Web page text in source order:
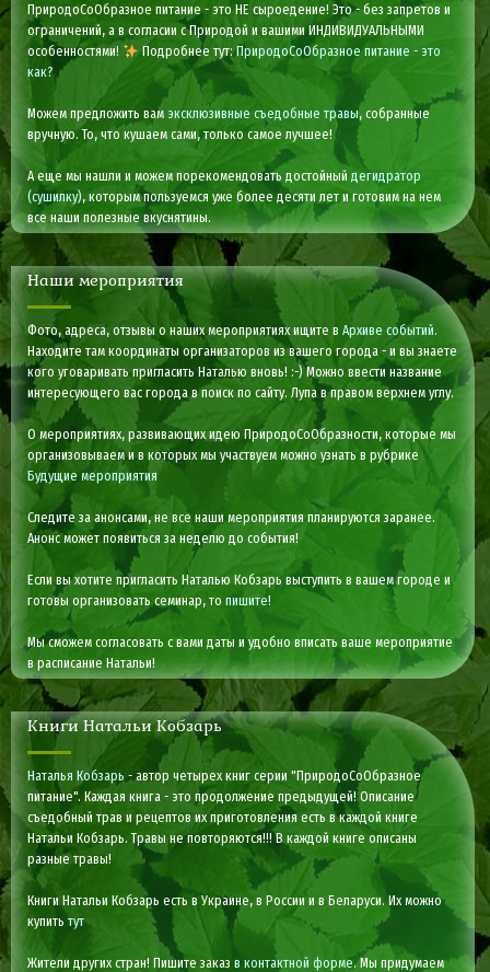
ПриродоСоОбразное питание - это НЕ сыроедение! Это - без запретов и
ограничений, а в согласии с Природой и вашими ИНДИВИДУАЛЬНЫМИ
особенностями!
Подробнее тут:ПриродоСоОбразное питание - это
как?
Можем предложить вам эксклюзивные съедобные травы, собранные
вручную. То, что кушаем сами, только самое лучшее!
А еще мы нашли и можем порекомендовать достойныйдегидратор
(сушилку), которым пользуемся уже более десяти лет и готовим на нем
все наши полезные вкуснятины.
Наши мероприятия
Фото, адреса, отзывы о наших мероприятиях ищите вАрхиве событий.
Находите там координаты организаторов из вашего города - и вы знаете
кого уговаривать пригласить Наталью вновь! :-) Можно ввести название
интересующего вас города в поиск по сайту. Лупа в правом верхнем углу.
О мероприятиях, развивающих идею ПриродоСоОбразности, которые мы
организовываем и в которых мы участвуем можно узнать в рубрике
Будущие мероприятия
Следите за анонсами, не все наши мероприятия планируются заранее.
Анонс может появиться за неделю до события!
Если вы хотите пригласить Наталью Кобзарь выступить в вашем городе и
готовы организовать семинар, топишите!
Мы сможем согласовать с вами даты и удобно вписать ваше мероприятие
в расписание Натальи!
Книги Натальи Кобзарь
Наталья Кобзарь - автор четырех книг серии "ПриродоСоОбразное
питание". Каждая книга - это продолжение предыдущей! Описание
съедобный трав и рецептов их приготовления есть в каждой книге
Натальи Кобзарь. Травы не повторяются!!! В каждой книге описаны
разные травы!
Книги Натальи Кобзарь есть в Украине, в России и в Беларуси. Их можно
купитьтут
Жители других стран! Пишите заказв контактной форме. Мы придумаем